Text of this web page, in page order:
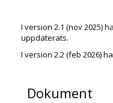
I version 2.1 (nov 2025)
uppdaterats.
I version 2.2 (feb 2026)
Dokument